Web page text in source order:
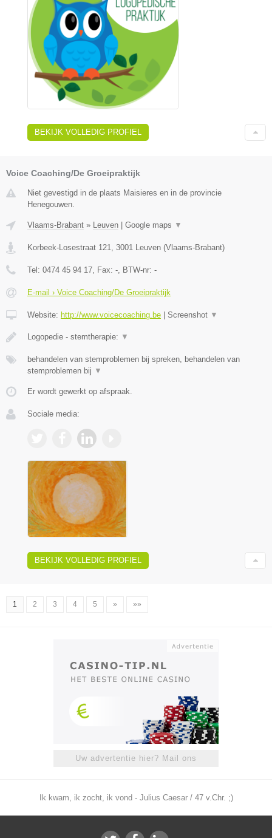
BEKIJK VOLLEDIG PROFIEL
Voice Coaching/De Groeipraktijk
Niet gevestigd in de plaats Maisieres en in de provincie
Henegouwen.
Vlaams-Brabant » Leuven Google maps ▼
Korbeek-Losestraat 121, 3001 Leuven (Vlaams-Brabant)
Tel: 0474 45 94 17, Fax: -, BTW-nr: -
E-mail › Voice Coaching/De Groeipraktijk
Website: http://www.voicecoaching.be Screenshot ▼
Logopedie - stemtherapie: ▼
behandelen van stemproblemen bij spreken, behandelen van
stemproblemen bij ▼
Er wordt gewerkt op afspraak.
Sociale media:
BEKIJK VOLLEDIG PROFIEL
1 2 3 4 5 » »»
Uw advertentie hier? Mail ons
Ik kwam, ik zocht, ik vond - Julius Caesar / 47 v.Chr. ;)